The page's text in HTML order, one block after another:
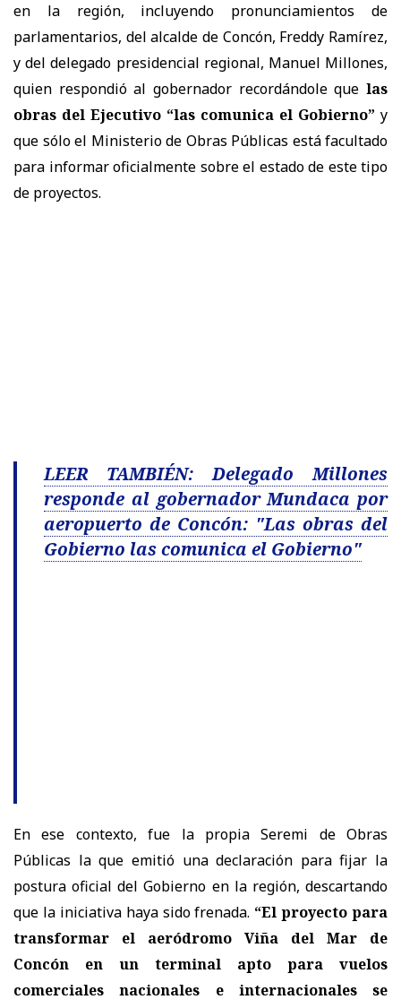
en la región, incluyendo pronunciamientos de
parlamentarios, del alcalde de Concón, Freddy Ramírez,
y del delegado presidencial regional, Manuel Millones,
quien respondió al gobernador recordándole que las
obras del Ejecutivo “las comunica el Gobierno” y
que sólo el Ministerio de Obras Públicas está facultado
para informar oficialmente sobre el estado de este tipo
de proyectos.
LEER TAMBIÉN: Delegado Millones
responde al gobernador Mundaca por
aeropuerto de Concón: "Las obras del
Gobierno las comunica el Gobierno"
En ese contexto, fue la propia Seremi de Obras
Públicas la que emitió una declaración para fijar la
postura oficial del Gobierno en la región, descartando
que la iniciativa haya sido frenada. “El proyecto para
transformar el aeródromo Viña del Mar de
Concón en un terminal apto para vuelos
comerciales nacionales e internacionales se